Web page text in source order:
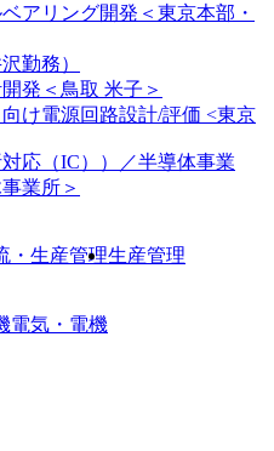
アリング開発＜東京本部・
勤務）
発＜鳥取 米子＞
け電源回路設計/評価 <東京
応（IC））／半導体事業
業所＞
・生産管理生産管理
電気・電機